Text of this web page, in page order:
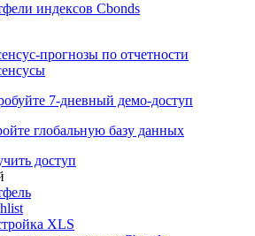
индексов Cbonds
7-дневный
глобальную базу данных
доступ